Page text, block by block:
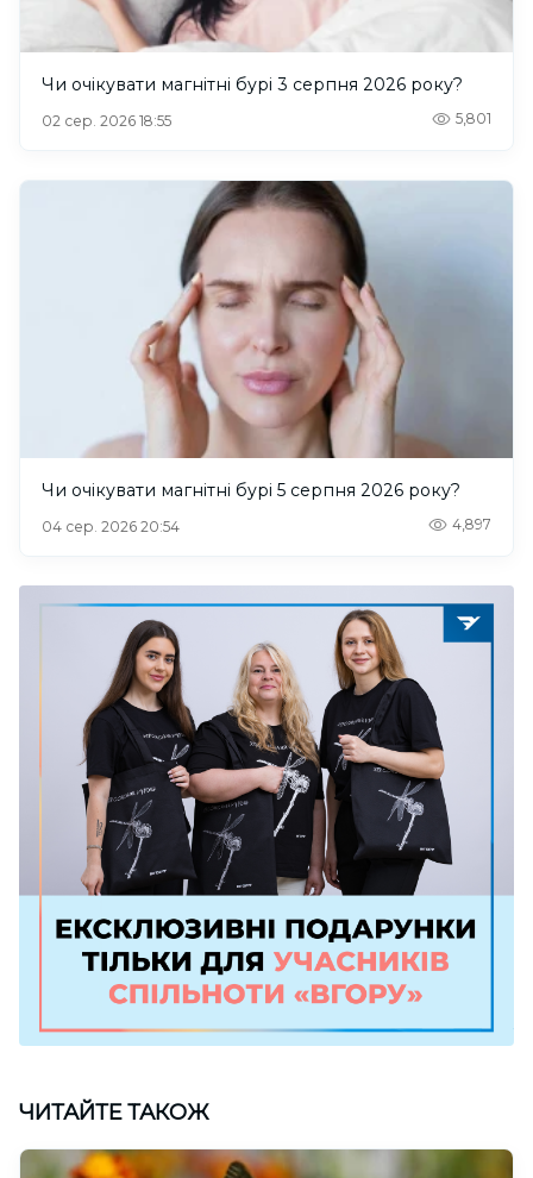
Чи очікувати магнітні бурі 3 серпня 2026 року?
02 сер. 2026 18:55 5,801
Чи очікувати магнітні бурі 5 серпня 2026 року?
04 сер. 2026 20:54 4,897
ЧИТАЙТЕ ТАКОЖ